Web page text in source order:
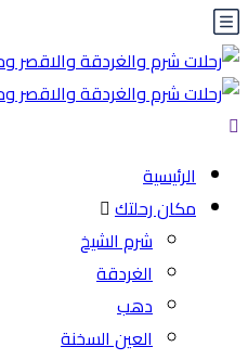
الرئيسية
مكان رحلتك
شرم الشيخ
الغردقة
دهب
العين السخنة